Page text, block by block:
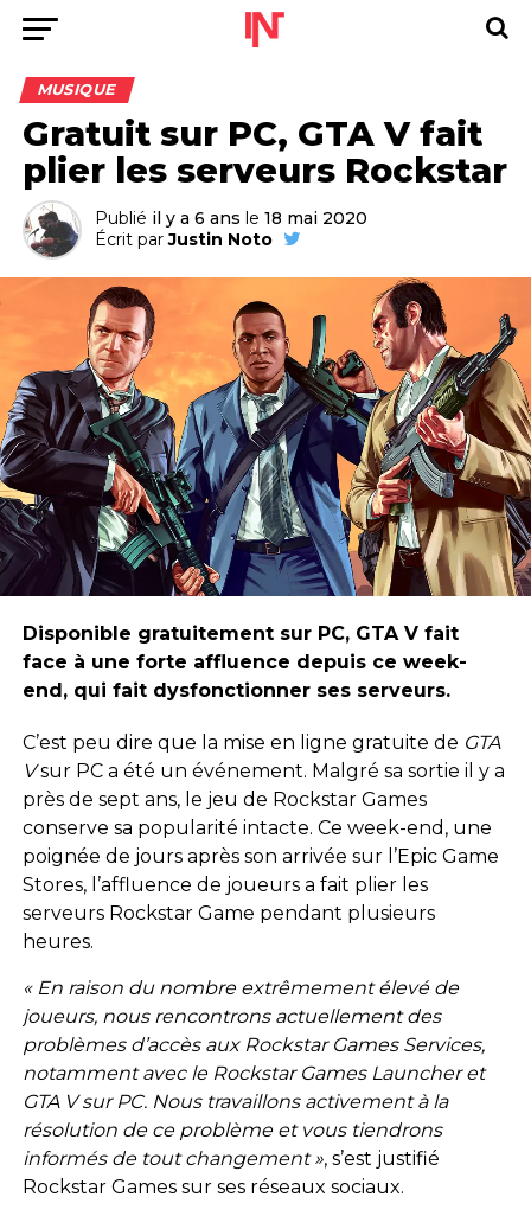
MUSIQUE
Gratuit sur PC, GTA V fait
plier les serveurs Rockstar
Publié il y a 6 ans le 18 mai 2020
Écrit par Justin Noto
Disponible gratuitement sur PC, GTA V fait
face à une forte affluence depuis ce week-
end, qui fait dysfonctionner ses serveurs.
C’est peu dire que la mise en ligne gratuite de GTA
Vsur PC a été un événement. Malgré sa sortie il y a
près de sept ans, le jeu de Rockstar Games
conserve sa popularité intacte. Ce week-end, une
poignée de jours après son arrivée sur l’Epic Game
Stores, l’affluence de joueurs a fait plier les
serveurs Rockstar Game pendant plusieurs
heures.
« En raison du nombre extrêmement élevé de
joueurs, nous rencontrons actuellement des
problèmes d’accès aux Rockstar Games Services,
notamment avec le Rockstar Games Launcher et
GTA V sur PC. Nous travaillons activement à la
résolution de ce problème et vous tiendrons
informés de tout changement », s’est justifié
Rockstar Games sur ses réseaux sociaux.